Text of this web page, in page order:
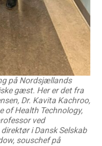
på Nordsjællands
gæst. Her er det fra
Dr. Kavita Kachroo,
of Health Technology,
ved
i Dansk Selskab
souschef på